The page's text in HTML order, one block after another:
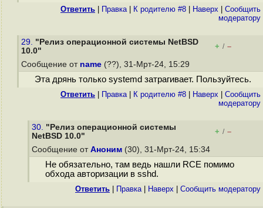
Ответить Правка| К родителю #8 Наверх
Cообщить
модератору
29. "Релиз операционной системы NetBSD
10.0"
+ / –
Сообщение от name (??), 31-Мрт-24, 15:29
Эта дрянь только systemd затрагивает. Пользуйтесь.
Ответить Правка| К родителю #8 Наверх
Cообщить
модератору
30. "Релиз операционной системы
NetBSD 10.0"
+ / –
Сообщение от Аноним (30), 31-Мрт-24, 15:34
Не обязательно, там ведь нашли RCE помимо
обхода авторизации в sshd.
Ответить Правка| Наверх Cообщить модератору